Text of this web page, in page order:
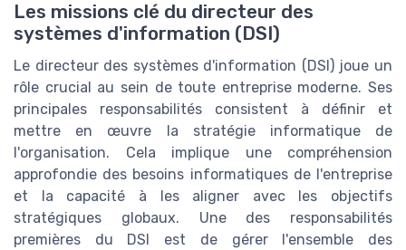
Les missions clé du directeur des
systèmes d'information (DSI)
Le directeur des systèmes d'information (DSI) joue un
rôle crucial au sein de toute entreprise moderne. Ses
principales responsabilités consistent à définir et
mettre en œuvre la stratégie informatique de
l'organisation. Cela implique une compréhension
approfondie des besoins informatiques de l'entreprise
et la capacité à les aligner avec les objectifs
stratégiques globaux. Une des responsabilités
premières du DSI est de gérer l'ensemble des